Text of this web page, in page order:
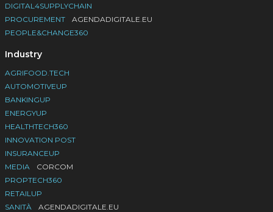
DIGITAL4SUPPLYCHAIN
PROCUREMENT
AGENDADIGITALE.EU
PEOPLE&CHANGE360
Industry
AGRIFOOD.TECH
AUTOMOTIVEUP
BANKINGUP
ENERGYUP
HEALTHTECH360
INNOVATION POST
INSURANCEUP
MEDIA
CORCOM
PROPTECH360
RETAILUP
SANITÀ
AGENDADIGITALE.EU